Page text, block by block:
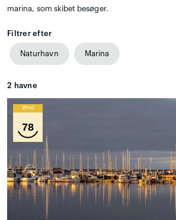
marina, som skibet besøger.
Filtrer efter
Naturhavn Marina
2 havne
Wind
78